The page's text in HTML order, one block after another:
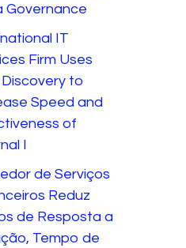
Governance
IT
Firm Uses
Discovery to
Speed and
of
I
de Serviços
Reduz
de Resposta a
Tempo de